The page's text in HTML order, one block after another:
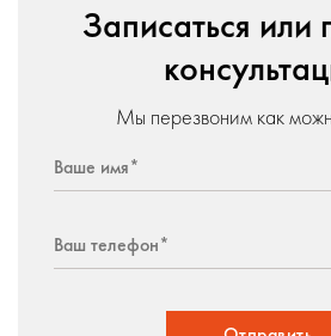
Записаться или
Мы перезвоним как